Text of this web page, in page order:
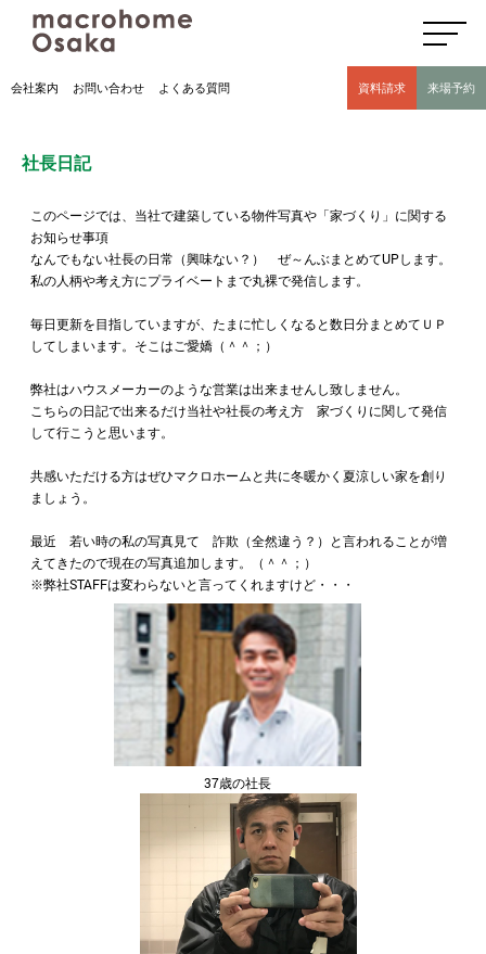
高気密高断熱住宅のマクロホーム大阪の社長日記(豊中市 モデルハウス有)
会社案内 お問い合わせ よくある質問 資料請求 来場予約
社長日記
このページでは、当社で建築している物件写真や「家づくり」に関する
お知らせ事項
なんでもない社長の日常（興味ない？） ぜ～んぶまとめてUPします。
私の人柄や考え方にプライベートまで丸裸で発信します。
毎日更新を目指していますが、たまに忙しくなると数日分まとめてＵＰ
してしまいます。そこはご愛嬌（＾＾；）
弊社はハウスメーカーのような営業は出来ませんし致しません。
こちらの日記で出来るだけ当社や社長の考え方 家づくりに関して発信
して行こうと思います。
共感いただける方はぜひマクロホームと共に冬暖かく夏涼しい家を創り
ましょう。
最近 若い時の私の写真見て 詐欺（全然違う？）と言われることが増
えてきたので現在の写真追加します。（＾＾；）
※弊社STAFFは変わらないと言ってくれますけど・・・
37歳の社長